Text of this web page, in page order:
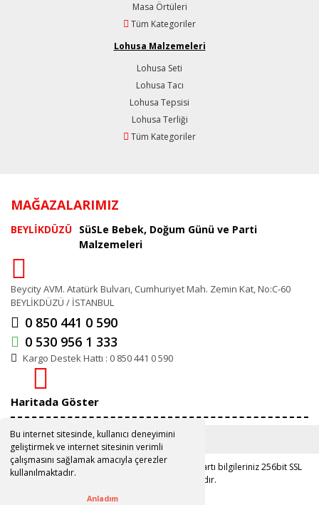
Bu internet sitesinde, kullanıcı deneyimini
geliştirmek ve internet sitesinin verimli
çalışmasını sağlamak amacıyla çerezler
kullanılmaktadır.
Anladım
Masa Örtüleri
Tüm Kategoriler
Lohusa Malzemeleri
Lohusa Seti
Lohusa Tacı
Lohusa Tepsisi
Lohusa Terliği
Tüm Kategoriler
MAĞAZALARIMIZ
BEYLİKDÜZÜ SüSLe Bebek, Doğum Günü ve Parti
Malzemeleri
Beycity AVM. Atatürk Bulvarı, Cumhuriyet Mah. Zemin Kat, No:C-60
BEYLİKDÜZÜ / İSTANBUL
0 850 441 0 590
0 530 956 1 333
Kargo Destek Hattı : 0 850 441 0 590
Haritada Göster
Copyright 2019 ©www.susle.com.tr
Kredi kartı bilgileriniz 256bit SSL
sertifikası ile korunmaktadır.